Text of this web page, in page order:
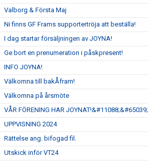
Valborg & Första Maj
Ni finns GF Frams supportertröja att beställa!
I dag startar försäljningen av JOYNA!
Ge bort en prenumeration i påskpresent!
INFO JOYNA!
Välkomna till bakÅfram!
Välkomna på årsmöte
VÅR FÖRENING HAR JOYNAT!&#11088;&#65039;
UPPVISNING 2024
Rättelse ang. bifogad fil.
Utskick inför VT24